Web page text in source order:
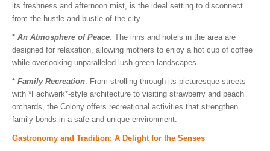
its freshness and afternoon mist, is the ideal setting to disconnect
from the hustle and bustle of the city.
* An Atmosphere of Peace: The inns and hotels in the area are
designed for relaxation, allowing mothers to enjoy a hot cup of coffee
while overlooking unparalleled lush green landscapes.
* Family Recreation: From strolling through its picturesque streets
with *Fachwerk*-style architecture to visiting strawberry and peach
orchards, the Colony offers recreational activities that strengthen
family bonds in a safe and unique environment.
Gastronomy and Tradition: A Delight for the Senses